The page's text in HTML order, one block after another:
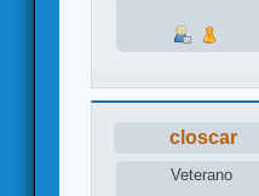
closcar
Veterano